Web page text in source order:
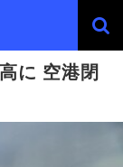
に 空港閉